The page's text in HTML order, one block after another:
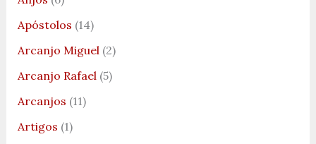
Apóstolos (14)
Arcanjo Miguel(2)
Arcanjo Rafael(5)
Arcanjos (11)
Artigos (1)